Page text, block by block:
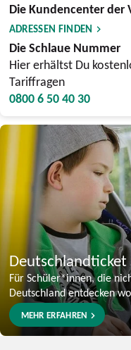
Die Kundencenter der
ADRESSEN FINDEN
Die Schlaue Nummer
Hier erhältst Du
Tariffragen
0800 6 50 40 30
Deutschlandticket
Für Schüler*innen, die
Deutschland entdecken
MEHR ERFAHREN